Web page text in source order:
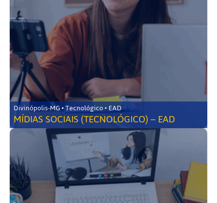
Divinópolis-MG • Tecnológico • EAD
MÍDIAS SOCIAIS (TECNOLÓGICO) – EAD